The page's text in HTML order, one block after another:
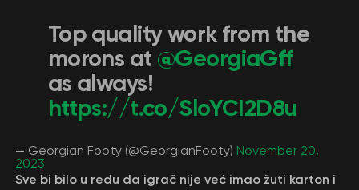
Top quality work from the
morons at @GeorgiaGff
as always!
https://t.co/SloYCI2D8u
— Georgian Footy (@GeorgianFooty) November 20,
2023
Sve bi bilo u redu da igrač nije već imao žuti karton i